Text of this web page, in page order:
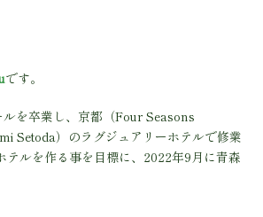
です。
を卒業し、京都（Four Seasons
Setoda）のラグジュアリーホテルで修業
テルを作る事を目標に、2022年9月に青森